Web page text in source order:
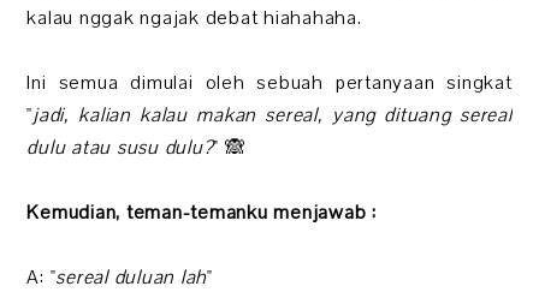
kalau nggak ngajak debat hiahahaha.
Ini semua dimulai oleh sebuah pertanyaan singkat
"jadi, kalian kalau makan sereal, yang dituang sereal
dulu atau susu dulu?" 🙈
Kemudian, teman-temanku menjawab :
A: "sereal duluan lah"